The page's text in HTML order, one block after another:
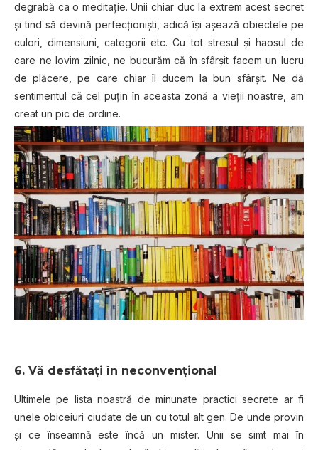
degrabă ca o meditație. Unii chiar duc la extrem acest secret
și tind să devină perfecționiști, adică își așează obiectele pe
culori, dimensiuni, categorii etc. Cu tot stresul și haosul de
care ne lovim zilnic, ne bucurăm că în sfârșit facem un lucru
de plăcere, pe care chiar îl ducem la bun sfârșit. Ne dă
sentimentul că cel puțin în aceasta zonă a vieții noastre, am
creat un pic de ordine.
6. Vă desfătați în neconvențional
Ultimele pe lista noastră de minunate practici secrete ar fi
unele obiceiuri ciudate de un cu totul alt gen. De unde provin
și ce înseamnă este încă un mister. Unii se simt mai în